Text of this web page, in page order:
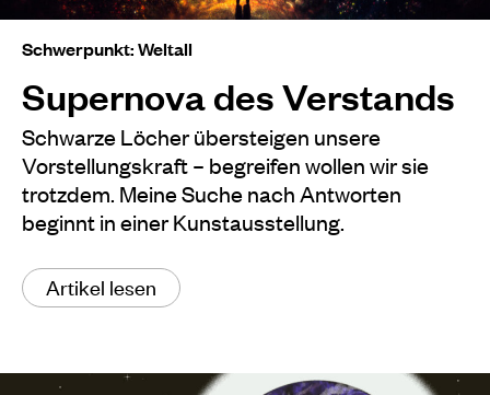
Schwerpunkt: Weltall
Supernova des Verstands
Schwarze Löcher übersteigen unsere
Vorstellungskraft – begreifen wollen wir sie
trotzdem. Meine Suche nach Antworten
beginnt in einer Kunstausstellung.
Artikel lesen